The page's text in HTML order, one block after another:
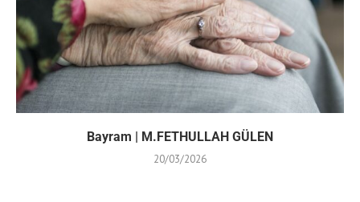
Bayram | M.FETHULLAH GÜLEN
20/03/2026